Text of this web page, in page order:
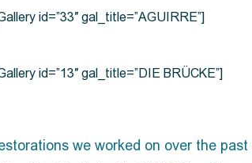
id=”33″ gal_title=”AGUIRRE”]
id=”13″ gal_title=”DIE BRÜCKE”]
we worked on over the past